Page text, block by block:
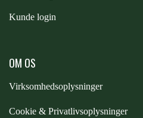
WALSH
Kunde login
OM OS
Virksomhedsoplysninger
Cookie & Privatlivsoplysninger